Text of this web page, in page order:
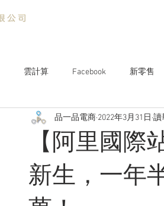
雲計算 Facebook 新零售
電子商務報告 阿里巴巴
品牌經營 互聯網人物
【阿里國際
新生，一年
品一品電商 2022年3月31日 讀